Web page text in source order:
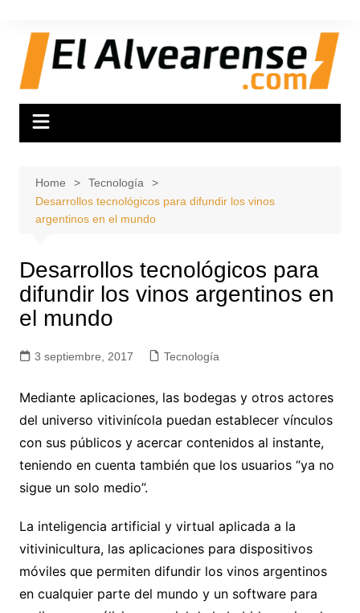
content
Home
Tecnología
Desarrollos tecnológicos para difundir los vinos
argentinos en el mundo
Desarrollos tecnológicos para
difundir los vinos argentinos en
el mundo
3 septiembre, 2017 Tecnología
Mediante aplicaciones, las bodegas y otros actores
del universo vitivinícola puedan establecer vínculos
con sus públicos y acercar contenidos al instante,
teniendo en cuenta también que los usuarios “ya no
sigue un solo medio”.
La inteligencia artificial y virtual aplicada a la
vitivinicultura, las aplicaciones para dispositivos
móviles que permiten difundir los vinos argentinos
en cualquier parte del mundo y un software para